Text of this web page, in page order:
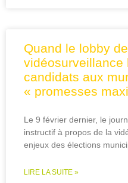
Quand le lobby
vidéosurveillance
candidats aux
« promesses
Le 9 février dernier, le
instructif à propos de la
enjeux des élections
LIRE LA SUITE »